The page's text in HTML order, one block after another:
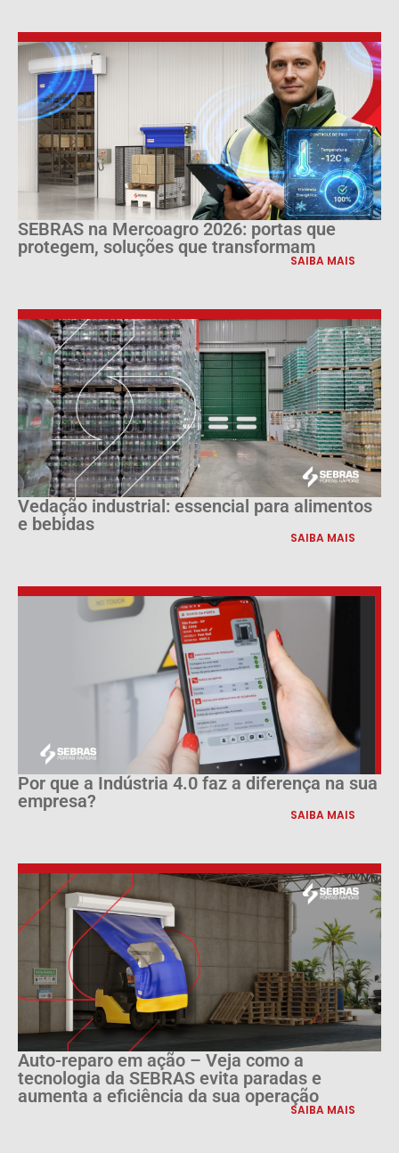
SEBRAS na Mercoagro 2026: portas que
protegem, soluções que transformam
SAIBA MAIS
Vedação industrial: essencial para alimentos
e bebidas
SAIBA MAIS
Por que a Indústria 4.0 faz a diferença na sua
empresa?
SAIBA MAIS
Auto-reparo em ação – Veja como a
tecnologia da SEBRAS evita paradas e
aumenta a eficiência da sua operação
SAIBA MAIS